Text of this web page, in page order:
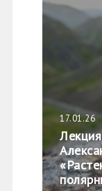
17.01.26